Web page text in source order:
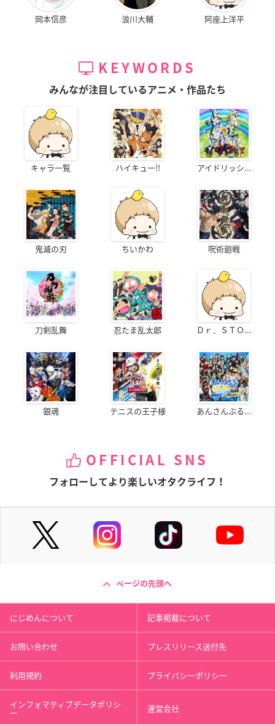
岡本信彦 浪川大輔 阿座上洋平
KEYWORDS
みんなが注目しているアニメ・作品たち
キャラ一覧 ハイキュー!! アイドリッシ...
鬼滅の刃 ちいかわ 呪術廻戦
刀剣乱舞 忍たま乱太郎 Ｄｒ．ＳＴＯ...
銀魂 テニスの王子様 あんさんぶる...
OFFICIAL SNS
フォローしてより楽しいオタクライフ！
ページの先頭へ
にじめんについて 記事掲載について
お問い合わせ プレスリリース送付先
利用規約 プライバシーポリシー
インフォマティブデータポリシ
ー 運営会社